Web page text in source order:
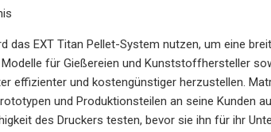
das EXT Titan Pellet-System nutzen, um eine
für Gießereien und Kunststoffhersteller
effizienter und kostengünstiger herzustellen.
und Produktionsteilen an seine Kunden
des Druckers testen, bevor sie ihn für ihr